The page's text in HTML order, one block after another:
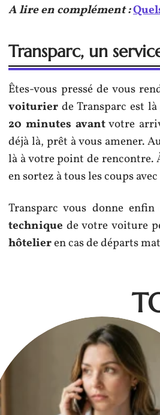
A lire en complément :
Transparc, un
Êtes-vous pressé de vous
voiturier de Transparc est
20 minutes avantvotre
déjà là, prêt à vous amener.
là à votre point de rencontre.
en sortez à tous les coups
Transparc vous donne
technique de votre voiture
hôtelieren cas de départs